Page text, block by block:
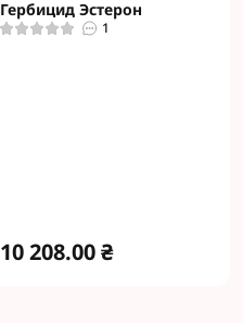
Гербицид Эстерон
1
10 208.00 ₴